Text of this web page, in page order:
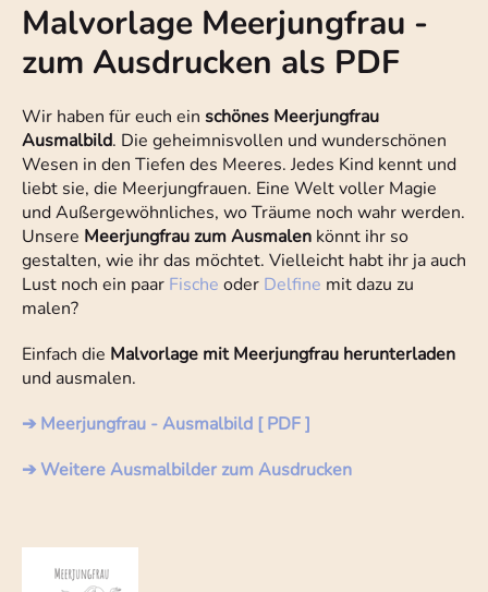
Malvorlage Meerjungfrau -
zum Ausdrucken als PDF
Wir haben für euch ein schönes Meerjungfrau
Ausmalbild. Die geheimnisvollen und wunderschönen
Wesen in den Tiefen des Meeres. Jedes Kind kennt und
liebt sie, die Meerjungfrauen. Eine Welt voller Magie
und Außergewöhnliches, wo Träume noch wahr werden.
Unsere Meerjungfrau zum Ausmalen könnt ihr so
gestalten, wie ihr das möchtet. Vielleicht habt ihr ja auch
Lust noch ein paar Fische oder Delfine mit dazu zu
malen?
Einfach die Malvorlage mit Meerjungfrau herunterladen
und ausmalen.
➔ Meerjungfrau - Ausmalbild [ PDF ]
➔ Weitere Ausmalbilder zum Ausdrucken